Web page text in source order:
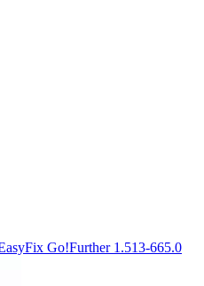
Go!Further 1.513-665.0